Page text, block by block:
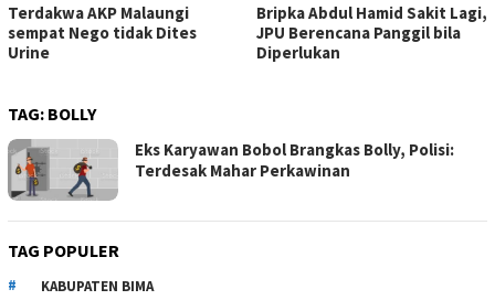
Terdakwa AKP Malaungi
sempat Nego tidak Dites
Urine
Bripka Abdul Hamid Sakit Lagi,
JPU Berencana Panggil bila
Diperlukan
TAG: BOLLY
Eks Karyawan Bobol Brangkas Bolly, Polisi:
Terdesak Mahar Perkawinan
TAG POPULER
KABUPATEN BIMA